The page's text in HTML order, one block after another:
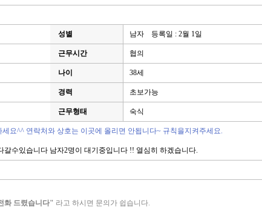
성별 남자 등록일 : 2월 1일
근무시간 협의
나이 38세
경력 초보가능
근무형태 숙식
세요^^ 연락처와 상호는 이곳에 올리면 안됩니다~ 규칙을지켜주세요.
갈수있습니다 남자2명이 대기중입니다 !! 열심히 하겠습니다.
화 드렸습니다" 라고 하시면 문의가 쉽습니다.